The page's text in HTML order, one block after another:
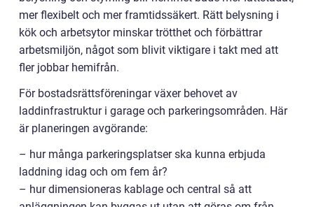
mer flexibelt och mer framtidssäkert. Rätt belysning i
kök och arbetsytor minskar trötthet och förbättrar
arbetsmiljön, något som blivit viktigare i takt med att
fler jobbar hemifrån.
För bostadsrättsföreningar växer behovet av
laddinfrastruktur i garage och parkeringsområden. Här
är planeringen avgörande:
– hur många parkeringsplatser ska kunna erbjuda
laddning idag och om fem år?
– hur dimensioneras kablage och central så att